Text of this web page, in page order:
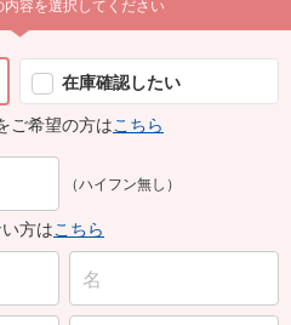
内容を選択してください
在庫確認したい
ご希望の方はこちら
（ハイフン無し）
方はこちら